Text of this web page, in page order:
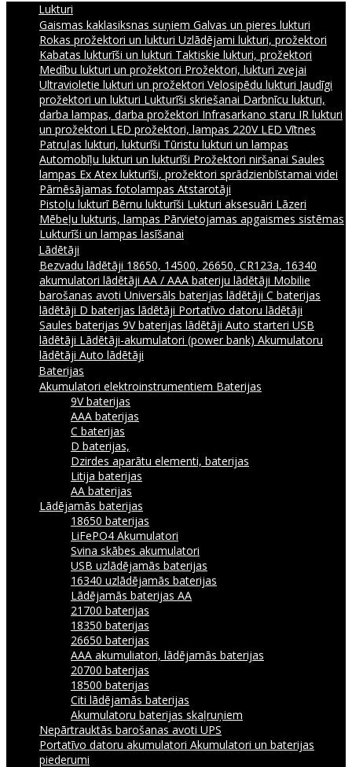
Lukturi
Gaismas kaklasiksnas suņiem Galvas un pieres lukturi
Rokas prožektori un lukturi Uzlādējami lukturi, prožektori
Kabatas lukturīši un lukturi Taktiskie lukturi, prožektori
Medību lukturi un prožektori Prožektori, lukturi zvejai
Ultravioletie lukturi un prožektori Velosipēdu lukturi Jaudīgi
prožektori un lukturi Lukturīši skriešanai Darbnīcu lukturi,
darba lampas, darba prožektori Infrasarkano staru IR lukturi
un prožektori LED prožektori, lampas 220V LED Vītnes
Patruļas lukturi, lukturīši Tūristu lukturi un lampas
Automobīļu lukturi un lukturīši Prožektori niršanai Saules
lampas Ex Atex lukturīši, prožektori sprādzienbīstamai videi
Pārnēsājamas fotolampas Atstarotāji
Pistoļu lukturī Bērnu lukturīši Lukturi aksesuāri Lāzeri
Mēbeļu lukturis, lampas Pārvietojamas apgaismes sistēmas
Lukturīši un lampas lasīšanai
Lādētāji
Bezvadu lādētāji 18650, 14500, 26650, CR123a, 16340
akumulatori lādētāji AA / AAA bateriju lādētāji Mobilie
barošanas avoti Universāls baterijas lādētāji C baterijas
lādētāji D baterijas lādētāji Portatīvo datoru lādētāji
Saules baterijas 9V baterijas lādētāji Auto starteri USB
lādētāji Lādētāji-akumulatori (power bank) Akumulatoru
lādētāji Auto lādētāji
Baterijas
Akumulatori elektroinstrumentiem Baterijas
9V baterijas
AAA baterijas
C baterijas
D baterijas,
Dzirdes aparātu elementi, baterijas
Litija baterijas
AA baterijas
Lādējamās baterijas
18650 baterijas
LiFePO4 Akumulatori
Svina skābes akumulatori
USB uzlādējamās baterijas
16340 uzlādējamās baterijas
Lādējamās baterijas AA
21700 baterijas
18350 baterijas
26650 baterijas
AAA akumuliatori, lādējamās baterijas
20700 baterijas
18500 baterijas
Citi lādējamās baterijas
Akumulatoru baterijas skaļruņiem
Nepārtrauktās barošanas avoti UPS
Portatīvo datoru akumulatori Akumulatori un baterijas
piederumi